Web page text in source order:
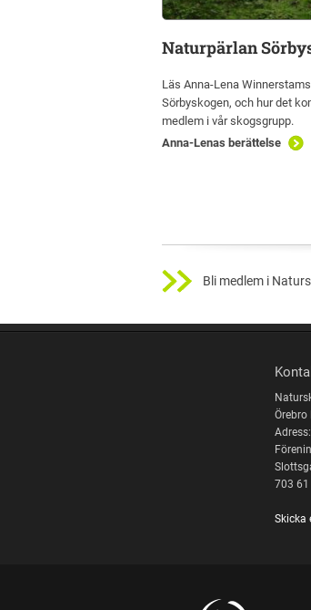
Naturpärlan
Läs Anna-Lena
Sörbyskogen, och hur det
medlem i vår skogsgrupp.
Anna-Lenas berättelse
Bli medlem i
Örebro
Adress:
703 61
Skicka